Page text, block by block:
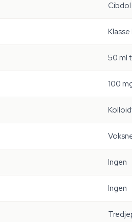
50 ml
100
Ingen
Ingen